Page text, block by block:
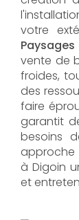
votre
vente de
froides,
des
faire
garantit
besoins
à Digoin
et